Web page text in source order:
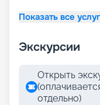
Показать все
Экскурсии
Открыть
отдельно)